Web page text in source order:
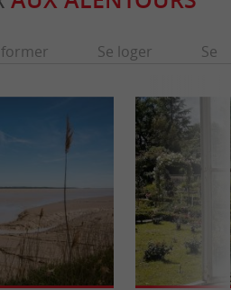
Se loger Se